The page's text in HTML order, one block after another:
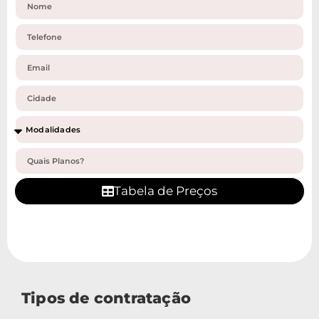
Tabela de Preços
Tipos de contratação